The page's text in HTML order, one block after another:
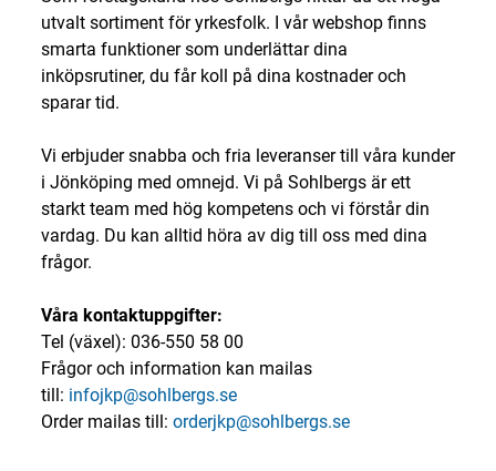
utvalt sortiment för yrkesfolk. I vår webshop finns
smarta funktioner som underlättar dina
inköpsrutiner, du får koll på dina kostnader och
sparar tid.
Vi erbjuder snabba och fria leveranser till våra kunder
i Jönköping med omnejd. Vi på Sohlbergs är ett
starkt team med hög kompetens och vi förstår din
vardag. Du kan alltid höra av dig till oss med dina
frågor.
Våra kontaktuppgifter:
Tel (växel): 036-550 58 00
Frågor och information kan mailas
till: infojkp@sohlbergs.se
Order mailas till: orderjkp@sohlbergs.se